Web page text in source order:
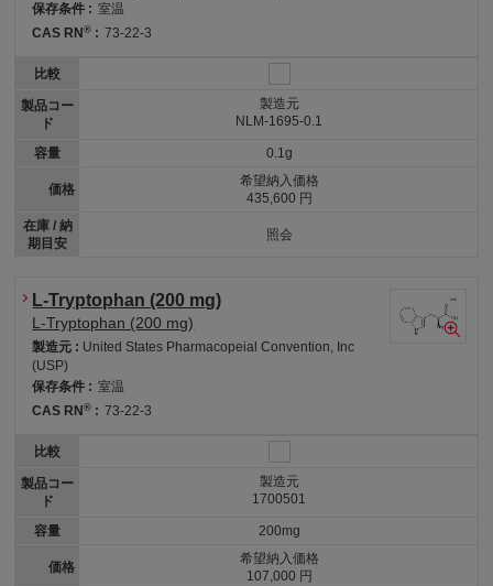
保存条件 : 室温
CAS RN® : 73-22-3
比較
製品コー
ド
容量
価格
在庫 / 納
期目安
製造元
NLM-1695-0.1
0.1g
希望納入価格
435,600 円
照会
L-Tryptophan (200 mg)
L-Tryptophan (200 mg)
製造元 : United States Pharmacopeial Convention, Inc
(USP)
保存条件 : 室温
CAS RN® : 73-22-3
比較
製品コー
ド
容量
価格
製造元
1700501
200mg
希望納入価格
107,000 円